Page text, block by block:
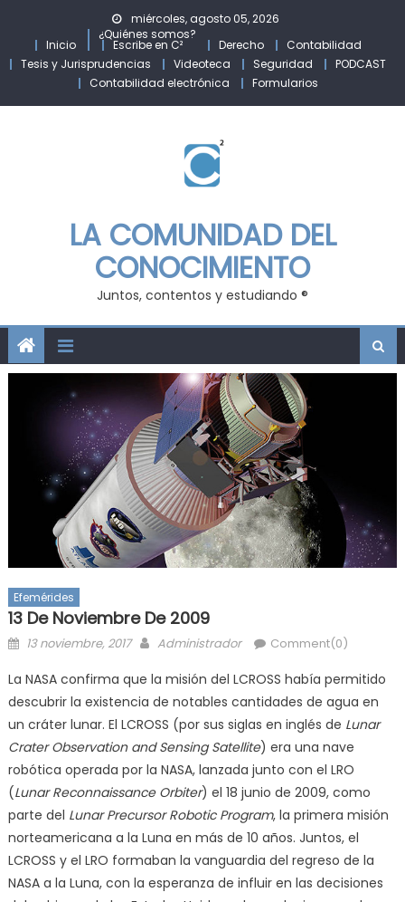
content
miércoles, agosto 05, 2026
Inicio
¿Quiénes somos?
Escribe en C² Derecho
Contabilidad
Tesis y Jurisprudencias
Videoteca Seguridad
PODCAST
Contabilidad electrónica
Formularios
LA COMUNIDAD DEL
CONOCIMIENTO
Juntos, contentos y estudiando ®
Efemérides
13 De Noviembre De 2009
Posted
13 noviembre, 2017 Author
Administrador Comment(0)
La NASA confirma que la misión del LCROSS había permitido
descubrir la existencia de notables cantidades de agua en
un cráter lunar. El LCROSS (por sus siglas en inglés de Lunar
Crater Observation and Sensing Satellite) era una nave
robótica operada por la NASA, lanzada junto con el LRO
(Lunar Reconnaissance Orbiter) el 18 junio de 2009, como
parte del Lunar Precursor Robotic Program, la primera misión
norteamericana a la Luna en más de 10 años. Juntos, el
LCROSS y el LRO formaban la vanguardia del regreso de la
NASA a la Luna, con la esperanza de influir en las decisiones